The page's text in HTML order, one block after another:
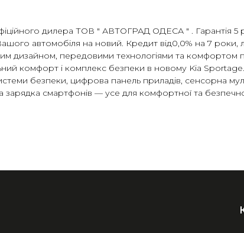
дилера ТОВ " АВТОГРАД ОДЕСА " . Гарантія 5
автомобіля на новий. Кредит від0,0% на 7 роки,
дизайном, передовими технологіями та комфортом
комфорт і комплекс безпеки в новому Kia Sportage.
безпеки, цифрова панель приладів, сенсорна
зарядка смартфонів — усе для комфортної та